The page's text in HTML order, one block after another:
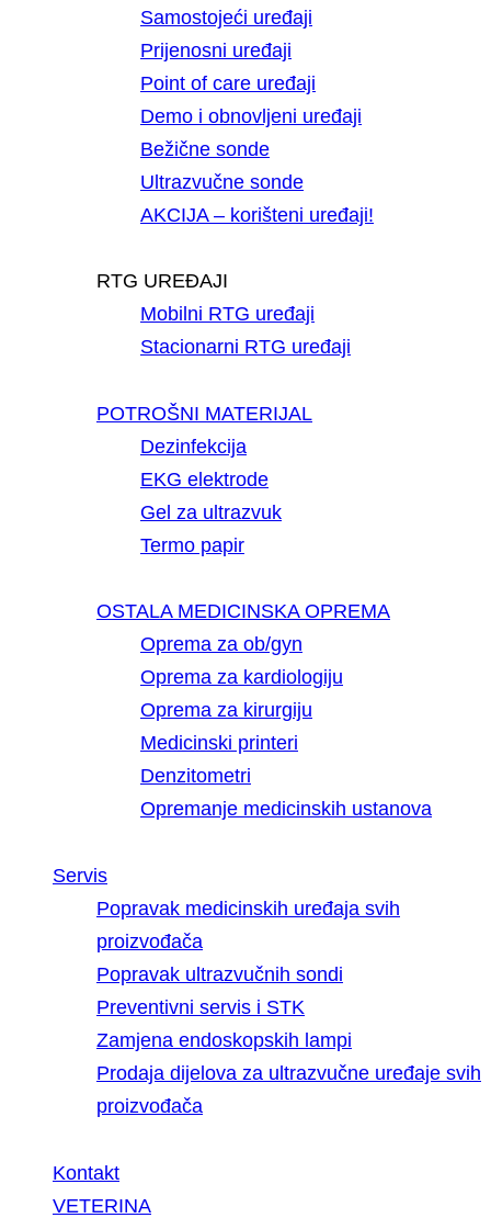
Samostojeći uređaji
Prijenosni uređaji
Point of care uređaji
Demo i obnovljeni uređaji
Bežične sonde
Ultrazvučne sonde
AKCIJA – korišteni uređaji!
RTG UREĐAJI
Mobilni RTG uređaji
Stacionarni RTG uređaji
POTROŠNI MATERIJAL
Dezinfekcija
EKG elektrode
Gel za ultrazvuk
Termo papir
OSTALA MEDICINSKA OPREMA
Oprema za ob/gyn
Oprema za kardiologiju
Oprema za kirurgiju
Medicinski printeri
Denzitometri
Opremanje medicinskih ustanova
Servis
Popravak medicinskih uređaja svih
proizvođača
Popravak ultrazvučnih sondi
Preventivni servis i STK
Zamjena endoskopskih lampi
Prodaja dijelova za ultrazvučne uređaje svih
proizvođača
Kontakt
VETERINA